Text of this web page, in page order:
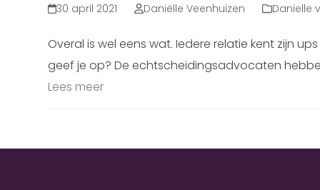
30 april 2021 Daniëlle Veenhuizen Danielle
Overal is wel eens wat. Iedere relatie kent zijn
geef je op? De echtscheidingsadvocaten
Lees meer